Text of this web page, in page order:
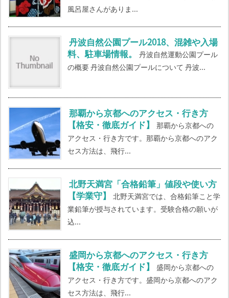
風呂屋さんがありま...
丹波自然公園プール2018、混雑や入場
料、駐車場情報。
丹波自然運動公園プール
の概要 丹波自然公園プールについて 丹波...
那覇から京都へのアクセス・行き方
【格安・徹底ガイド】
那覇から京都への
アクセス・行き方です。那覇から京都へのアク
セス方法は、飛行...
北野天満宮「合格鉛筆」値段や使い方
【学業守】
北野天満宮では、合格鉛筆こと学
業鉛筆が授与されています。受験合格の願いが
込...
盛岡から京都へのアクセス・行き方
【格安・徹底ガイド】
盛岡から京都への
アクセス・行き方です。盛岡から京都へのアク
セス方法は、飛行...